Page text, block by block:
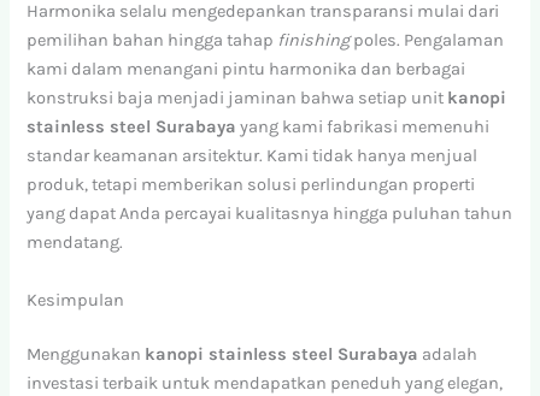
Harmonika selalu mengedepankan transparansi mulai dari
pemilihan bahan hingga tahap finishingpoles. Pengalaman
kami dalam menangani pintu harmonika dan berbagai
konstruksi baja menjadi jaminan bahwa setiap unit kanopi
stainless steel Surabaya yang kami fabrikasi memenuhi
standar keamanan arsitektur. Kami tidak hanya menjual
produk, tetapi memberikan solusi perlindungan properti
yang dapat Anda percayai kualitasnya hingga puluhan tahun
mendatang.
Kesimpulan
Menggunakan kanopi stainless steel Surabaya adalah
investasi terbaik untuk mendapatkan peneduh yang elegan,